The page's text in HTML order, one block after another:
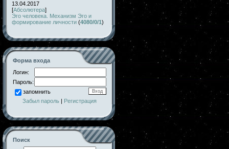
13.04.2017
[Абсолютера]
Эго человека. Механизм Эго и
формирование личности (4080/0/1)
Форма входа
Логин:
Пароль:
запомнить
Забыл пароль | Регистрация
Поиск